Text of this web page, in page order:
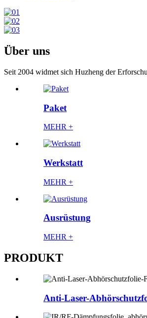
Über uns
Seit 2004 widmet sich Huzheng der
Paket
MEHR +
Werkstatt
MEHR +
Ausrüstung
MEHR +
PRODUKT
Anti-Laser-